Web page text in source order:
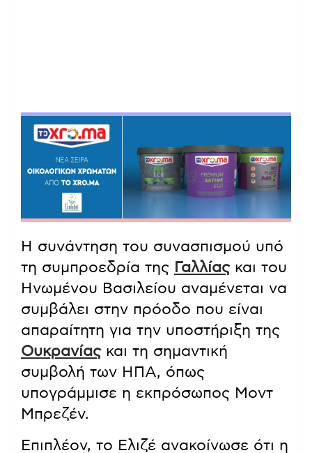
Η συνάντηση του συνασπισμού υπό
τη συμπροεδρία της Γαλλίαςκαι του
Ηνωμένου Βασιλείου αναμένεται να
συμβάλει στην πρόοδο που είναι
απαραίτητη για την υποστήριξη της
Ουκρανίαςκαι τη σημαντική
συμβολή των ΗΠΑ, όπως
υπογράμμισε η εκπρόσωπος Μοντ
Μπρεζέν.
Επιπλέον, το Ελιζέ ανακοίνωσε ότι η